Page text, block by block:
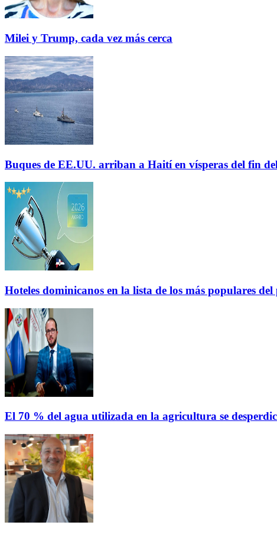
Milei y Trump, cada vez más cerca
Buques de EE.UU. arriban a Haití en vísperas del fin
Hoteles dominicanos en la lista de los más populares
El 70 % del agua utilizada en la agricultura se